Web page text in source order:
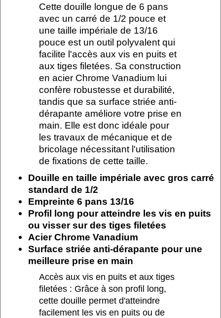
Cette douille longue de 6 pans
avec un carré de 1/2 pouce et
une taille impériale de 13/16
pouce est un outil polyvalent qui
facilite l'accès aux vis en puits et
aux tiges filetées. Sa construction
en acier Chrome Vanadium lui
confère robustesse et durabilité,
tandis que sa surface striée anti-
dérapante améliore votre prise en
main. Elle est donc idéale pour
les travaux de mécanique et de
bricolage nécessitant l'utilisation
de fixations de cette taille.
Douille en taille impériale avec gros carré
standard de 1/2
Empreinte 6 pans 13/16
Profil long pour atteindre les vis en puits
ou visser sur des tiges filetées
Acier Chrome Vanadium
Surface striée anti-dérapante pour une
meilleure prise en main
Accès aux vis en puits et aux tiges
filetées : Grâce à son profil long,
cette douille permet d'atteindre
facilement les vis en puits ou de